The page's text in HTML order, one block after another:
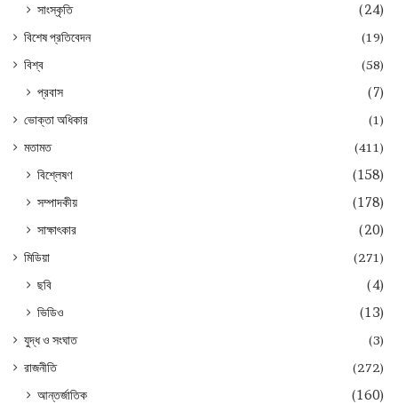
সাংস্কৃতি
(24)
বিশেষ প্রতিবেদন
(19)
বিশ্ব
(58)
প্রবাস (7)
ভোক্তা অধিকার
(1)
মতামত
(411)
বিশ্লেষণ
(158)
সম্পাদকীয়
(178)
সাক্ষাৎকার
(20)
মিডিয়া (271)
ছবি
(4)
ভিডিও
(13)
যুদ্ধ ও সংঘাত
(3)
রাজনীতি
(272)
আন্তর্জাতিক (160)